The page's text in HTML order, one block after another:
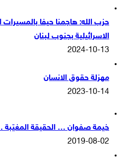
حزب الله: هاجمنا حيفا بالمسيرات
الاسرائيلية بجنوب لبنان
2024-10-13
مهزلة حقوق الانسان
2023-10-14
خيمة صفوان … الحقيقة
2019-08-02